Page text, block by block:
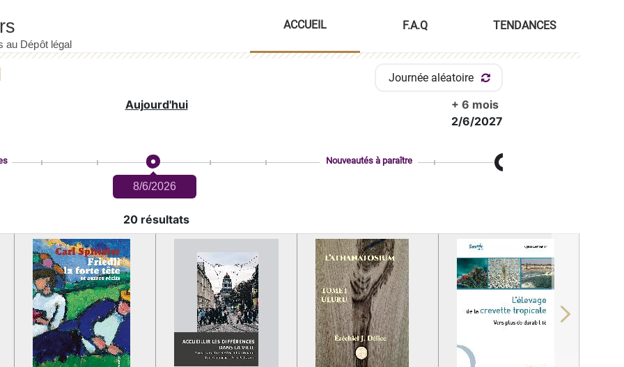
ACCUEIL F.A.Q TENDANCES
Journée aléatoire
Aujourd'hui
+ 6 mois
2/6/2027
8/6/2026
Nouveautés à paraître
20 résultats
Next